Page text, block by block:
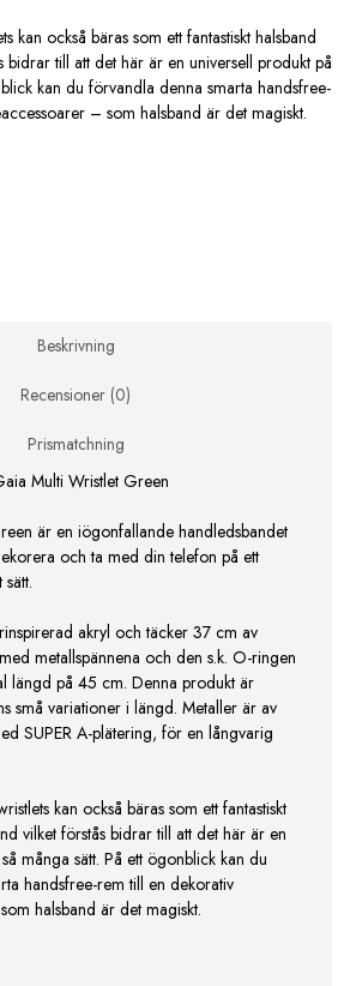
kan också bäras som ett fantastiskt halsband
bidrar till att det här är en universell produkt på
kan du förvandla denna smarta handsfree-
– som halsband är det magiskt.
Beskrivning
Recensioner (0)
Prismatchning
Multi Wristlet Green
är en iögonfallande handledsbandet
och ta med din telefon på ett
akryl och täcker 37 cm av
metallspännena och den s.k. O-ringen
längd på 45 cm. Denna produkt är
små variationer i längd. Metaller är av
SUPER A-plätering, för en långvarig
kan också bäras som ett fantastiskt
vilket förstås bidrar till att det här är en
många sätt. På ett ögonblick kan du
handsfree-rem till en dekorativ
halsband är det magiskt.